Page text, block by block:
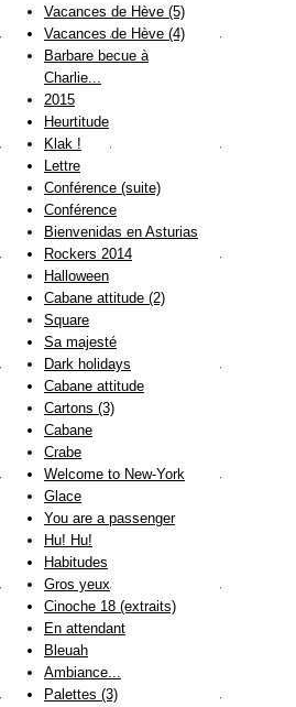
Vacances de Hève (5)
Vacances de Hève (4)
Barbare becue à
Charlie...
2015
Heurtitude
Klak !
Lettre
Conférence (suite)
Conférence
Bienvenidas en Asturias
Rockers 2014
Halloween
Cabane attitude (2)
Square
Sa majesté
Dark holidays
Cabane attitude
Cartons (3)
Cabane
Crabe
Welcome to New-York
Glace
You are a passenger
Hu! Hu!
Habitudes
Gros yeux
Cinoche 18 (extraits)
En attendant
Bleuah
Ambiance...
Palettes (3)